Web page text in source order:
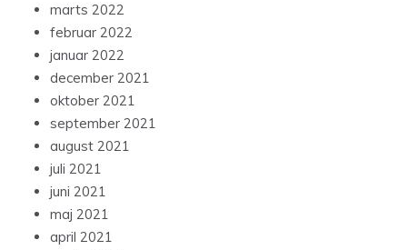
marts 2022
februar 2022
januar 2022
december 2021
oktober 2021
september 2021
august 2021
juli 2021
juni 2021
maj 2021
april 2021